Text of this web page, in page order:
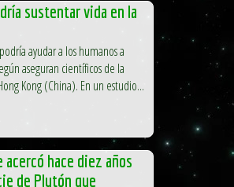
sustentar vida en la
ayudar a los humanos a
aseguran científicos de la
Kong (China). En un estudio...
acercó hace diez años
de Plutón que